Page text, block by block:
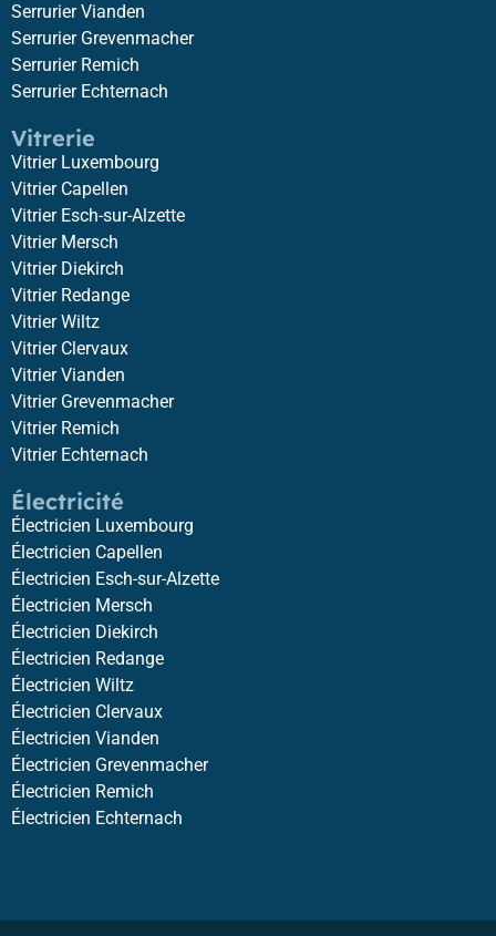
Serrurier Vianden
Serrurier Grevenmacher
Serrurier Remich
Serrurier Echternach
Vitrerie
Vitrier Luxembourg
Vitrier Capellen
Vitrier Esch-sur-Alzette
Vitrier Mersch
Vitrier Diekirch
Vitrier Redange
Vitrier Wiltz
Vitrier Clervaux
Vitrier Vianden
Vitrier Grevenmacher
Vitrier Remich
Vitrier Echternach
Électricité
Électricien Luxembourg
Électricien Capellen
Électricien Esch-sur-Alzette
Électricien Mersch
Électricien Diekirch
Électricien Redange
Électricien Wiltz
Électricien Clervaux
Électricien Vianden
Électricien Grevenmacher
Électricien Remich
Électricien Echternach